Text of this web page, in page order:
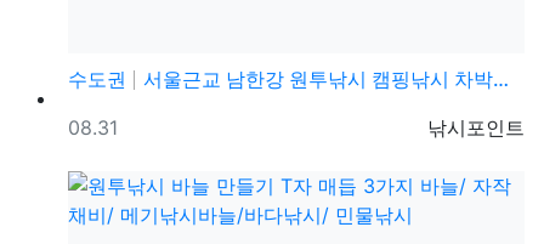
수도권
서울근교 남한강 원투낚시 캠핑낚시 차박캠핑 무료노지 민…
등록자
낚시포인트
등록일
08.31